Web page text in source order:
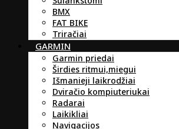
BMX
FAT BIKE
Triračiai
GARMIN
Garmin priedai
Širdies ritmui,miegui
Išmanieji laikrodžiai
Dviračio kompiuteriukai
Radarai
Laikikliai
Navigacijos